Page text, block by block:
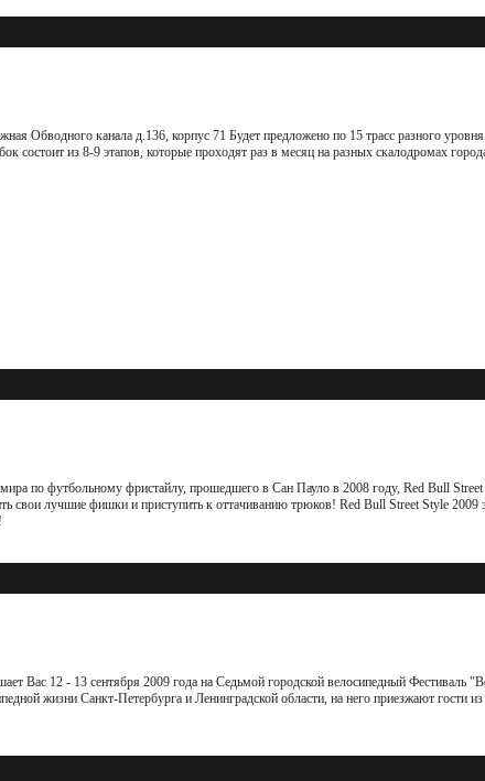
Обводного канала д.136, корпус 71 Будет предложено по 15 трасс разного
состоит из 8-9 этапов, которые проходят раз в месяц на разных скалодромах
по футбольному фристайлу, прошедшего в Сан Пауло в 2008 году, Red Bull
лучшие фишки и приступить к оттачиванию трюков! Red Bull Street Style 2009
Вас 12 - 13 сентября 2009 года на Седьмой городской велосипедный Фестиваль
жизни Санкт-Петербурга и Ленинградской области, на него приезжают гости